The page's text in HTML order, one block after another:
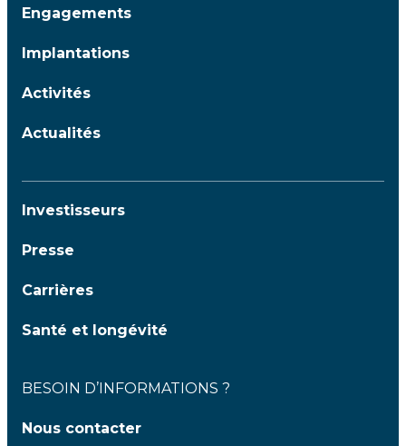
Engagements
Implantations
Activités
Actualités
Investisseurs
Presse
Carrières
Santé et longévité
BESOIN D’INFORMATIONS ?
Nous contacter